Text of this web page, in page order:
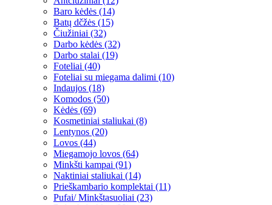
Baro kėdės (14)
Batų dčžės (15)
Čiužiniai (32)
Darbo kėdės (32)
Darbo stalai (19)
Foteliai (40)
Foteliai su miegama dalimi (10)
Indaujos (18)
Komodos (50)
Kėdės (69)
Kosmetiniai staliukai (8)
Lentynos (20)
Lovos (44)
Miegamojo lovos (64)
Minkšti kampai (91)
Naktiniai staliukai (14)
Prieškambario komplektai (11)
Pufai/ Minkštasuoliai (23)